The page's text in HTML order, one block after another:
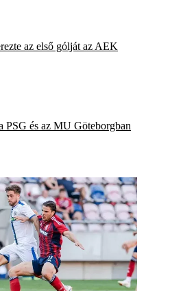
az első gólját az AEK
és az MU Göteborgban